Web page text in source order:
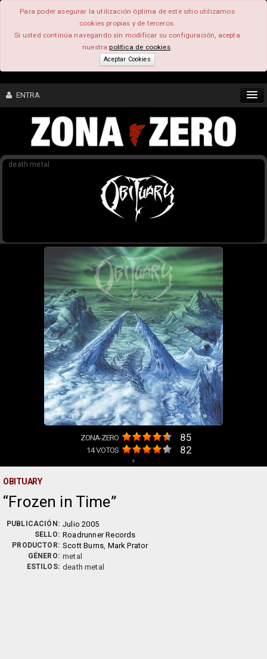
Para poder asegurar la utilización óptima de este sitio utilizamos
cookies propias y de terceros.
Si usted continúa navegando sin modificar su configuración, acepta
nuestrapolítica de cookies.
Aceptar Cookies
ENTRA
CONTENIDO
death metal
ZONA-ZERO 85
14VOTOS 82
+
OBITUARY
Frozen in Time
PUBLICACIÓN: Julio 2005
SELLO: Roadrunner Records
PRODUCTOR: Scott Burns, Mark Prator
GÉNERO: metal
ESTILOS: death metal